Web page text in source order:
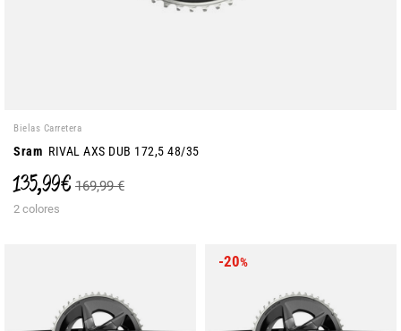
Bielas Carretera
Sram RIVAL AXS DUB 172,5 48/35
135,99 € 169,99 €
2 colores
-20%